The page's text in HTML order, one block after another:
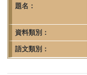
究
所-
首
頁
題名：
資料類別：
語文類別：